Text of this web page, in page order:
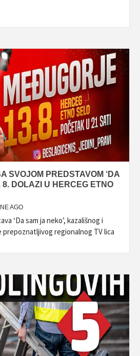
SVOJOM PREDSTAVOM ‘DA
8. DOLAZI U HERCEG ETNO
AGO
‘Da sam ja neko’, kazališnog i
regionalnog TV lica